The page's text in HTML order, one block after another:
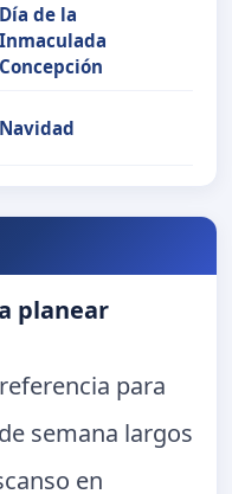
Día de la
Inmaculada
Concepción
Navidad
planear
para
semana largos
en